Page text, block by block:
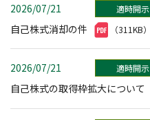
2026/07/21 適時開示
自己株式消却の件 （311KB）
2026/07/21 適時開示
自己株式の取得枠拡大について